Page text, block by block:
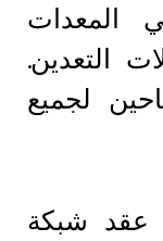
المعدات
التعدين.
لجميع
عقد شبكة